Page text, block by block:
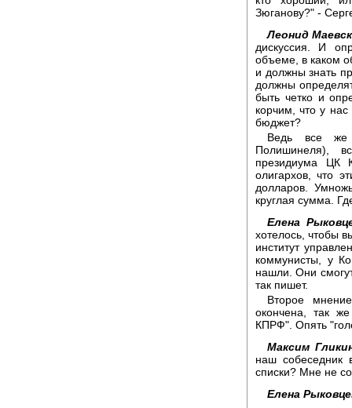
Зюганову?" -
Леонид
дискуссия. И
объеме, в каком
и должны знать
должны
быть четко и
корчим, что у
бюджет?
Ведь все же
Полишинеля),
президиума ЦК
олигархов, что
долларов.
круглая сумма.
Елена
хотелось, чтобы
институт
коммунисты, у
нашли. Они
так пишет.
Второе
окончена, так
КПРФ". Опять
Максим
наш
списки? Мне не
Елена